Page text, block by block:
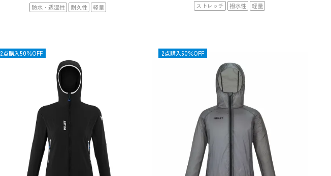
防水・透湿性 耐久性 軽量 ストレッチ 撥水性 軽量
OUTLET
2点購入50％OFF SALE
2点購入50％OFF